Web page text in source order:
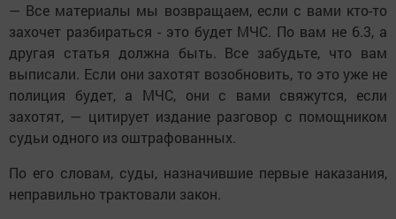
— Все материалы мы возвращаем, если с вами кто-то
захочет разбираться - это будет МЧС. По вам не 6.3, а
другая статья должна быть. Все забудьте, что вам
выписали. Если они захотят возобновить, то это уже не
полиция будет, а МЧС, они с вами свяжутся, если
захотят, — цитирует издание разговор с помощником
судьи одного из оштрафованных.
По его словам, суды, назначившие первые наказания,
неправильно трактовали закон.